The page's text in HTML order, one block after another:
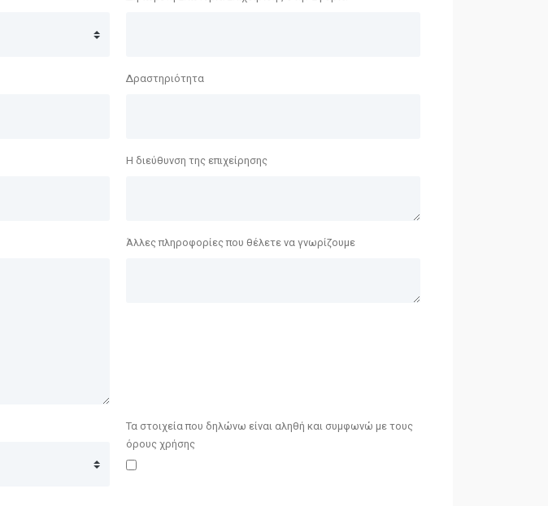
Δραστηριότητα
Η διεύθυνση της επιχείρησης
Άλλες πληροφορίες που θέλετε να γνωρίζουμε
Τα στοιχεία που δηλώνω είναι αληθή και συμφωνώ με τους
όρους χρήσης